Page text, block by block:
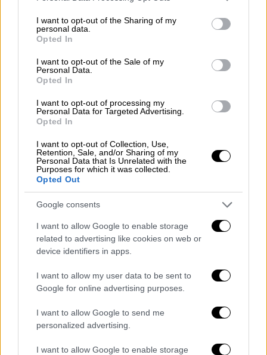
not limited to your visit or usage behaviour. You may click to
grant or deny consent to Google and its third-party tags to
use your data for below specified purposes in below Google
consent section.
I want to opt-out of the Sharing of my
personal data.
Opted In
I want to opt-out of the Sale of my
Personal Data.
Opted In
I want to opt-out of processing my
Personal Data for Targeted Advertising.
Opted In
I want to opt-out of Collection, Use,
Retention, Sale, and/or Sharing of my
Personal Data that Is Unrelated with the
Purposes for which it was collected.
Opted Out
Google consents
I want to allow Google to enable storage
related to advertising like cookies on web or
device identifiers in apps.
I want to allow my user data to be sent to
Google for online advertising purposes.
I want to allow Google to send me
personalized advertising.
I want to allow Google to enable storage
Αιγάλεω με την Εθνική Οδό Αθηνών -
Κορίνθουστους Δήμους Χαϊδαρίου και
Ασπροπύργου και σύμφωνα με τις σχετικές
μελέτες, πρόκειται να αναβαθμίσει το
επίπεδο εξυπηρέτησης, καθώς θα αυξηθεί η
κυκλοφοριακή ικανότητα των επιμέρους
οδικών συνδέσμων, θα αναβαθμιστούν οι
νέοι ανισόπεδοι κόμβοι.
Ειδικότερα, οι παρεμβάσεις που
προβλέπονται είναι:
Ολοκλήρωση Δυτικής Περιφερειακής
Λεωφόρου Αιγάλεω.
Αναβάθμιση Ανισόπεδου Κόμβου Σχιστού.
Δημιουργία Ανισόπεδου Ημικόμβου
Σκαραμαγκά.
Κατάργηση Σηματοδοτούμενου Κόμβου